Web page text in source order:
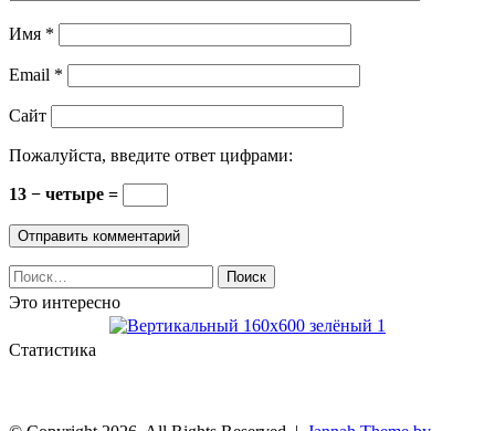
Имя *
Email *
Сайт
Пожалуйста, введите ответ цифрами:
13 − четыре =
Найти:
Это интересно
Статистика